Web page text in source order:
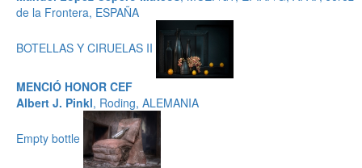
de la Frontera, ESPAÑA
BOTELLAS Y CIRUELAS II
MENCIÓ HONOR CEF
Albert J. Pinkl, Roding, ALEMANIA
Empty bottle